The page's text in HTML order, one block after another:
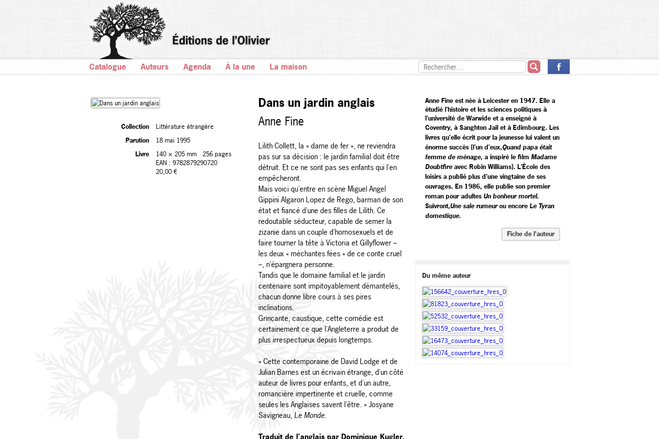
Catalogue Auteurs Agenda À la une La maison
Collection
Littérature étrangère
Parution
18 mai 1995
Livre
140 × 205 mm
256 pages
EAN : 9782879290720
20,00 €
Dans un jardin anglais
Anne Fine
Lilith Collett, la « dame de fer », ne reviendra
pas sur sa décision : le jardin familial doit être
détruit. Et ce ne sont pas ses enfants qui l'en
empêcheront.
Mais voici qu'entre en scène Miguel Angel
Gippini Algaron Lopez de Rego, barman de son
état et fiancé d'une des filles de Lilith. Ce
redoutable séducteur, capable de semer la
zizanie dans un couple d'homosexuels et de
faire tourner la tête à Victoria et Gillyflower –
les deux « méchantes fées » de ce conte cruel
–, n'épargnera personne.
Tandis que le domaine familial et le jardin
centenaire sont impitoyablement démantelés,
chacun donne libre cours à ses pires
inclinations.
Grinçante, caustique, cette comédie est
certainement ce que l'Angleterre a produit de
plus irrespectueux depuis longtemps.
« Cette contemporaine de David Lodge et de
Julian Barnes est un écrivain étrange, d'un côté
auteur de livres pour enfants, et d'un autre,
romancière impertinente et cruelle, comme
seules les Anglaises savent l'être. » Josyane
Savigneau, Le Monde.
Traduit de l'anglais par Dominique Kugler.
Anne Fine est née à Leicester en 1947. Elle a
étudié l'histoire et les sciences politiques à
l'université de Warwide et a enseigné à
Coventry, à Sanghton Jail et à Edimbourg. Les
livres qu'elle écrit pour la jeunesse lui valent un
énorme succès (l'un d'eux,Quand papa était
femme de ménage, a inspiré le film Madame
Doubtfireavec Robin Williams). L'École des
loisirs a publié plus d'une vingtaine de ses
ouvrages. En 1986, elle publie son premier
roman pour adultes Un bonheur mortel.
Suivront,Une sale rumeurou encore Le Tyran
domestique.
Fiche de l’auteur
Du même auteur